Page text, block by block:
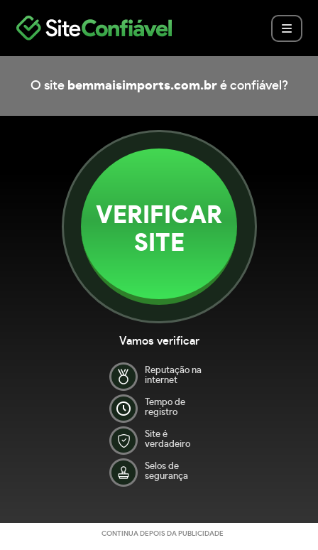
O site bemmaisimports.com.bré confiável?
VERIFICAR
SITE
Vamos verificar
Reputação na
internet
Tempo de
registro
Site é
verdadeiro
Selos de
segurança
CONTINUA DEPOIS DA PUBLICIDADE